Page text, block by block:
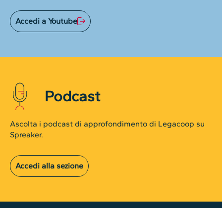
Accedi a Youtube
Podcast
Ascolta i podcast di approfondimento di Legacoop su
Spreaker.
Accedi alla sezione